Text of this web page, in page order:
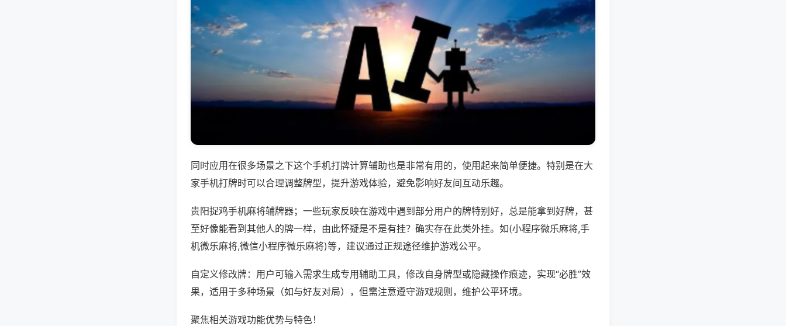
同时应用在很多场景之下这个手机打牌计算辅助也是非常有用的，使用起来简单便捷。特别是在大
家手机打牌时可以合理调整牌型，提升游戏体验，避免影响好友间互动乐趣。
贵阳捉鸡手机麻将辅牌器；一些玩家反映在游戏中遇到部分用户的牌特别好，总是能拿到好牌，甚
至好像能看到其他人的牌一样，由此怀疑是不是有挂？确实存在此类外挂。如(小程序微乐麻将,手
机微乐麻将,微信小程序微乐麻将)等，建议通过正规途径维护游戏公平。
自定义修改牌：用户可输入需求生成专用辅助工具，修改自身牌型或隐藏操作痕迹，实现“必胜”效
果，适用于多种场景（如与好友对局），但需注意遵守游戏规则，维护公平环境。
聚焦相关游戏功能优势与特色！